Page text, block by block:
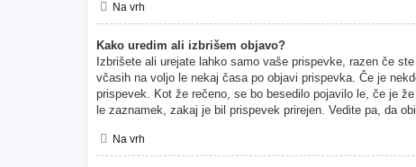
Na vrh
Kako uredim ali izbrišem objavo?
Izbrišete ali urejate lahko samo vaše prispevke, razen če
včasih na voljo le nekaj časa po objavi prispevka. Če je
prispevek. Kot že rečeno, se bo besedilo pojavilo le, če je
le zaznamek, zakaj je bil prispevek prirejen. Vedite pa, da
Na vrh